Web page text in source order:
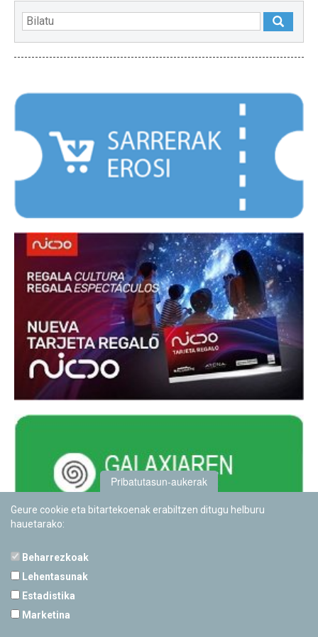
Pribatutasun-aukerak
Geure cookie eta bitartekoenak erabiltzen ditugu helburu
hauetarako:
Beharrezkoak
Lehentasunak
Estadistika
Marketina